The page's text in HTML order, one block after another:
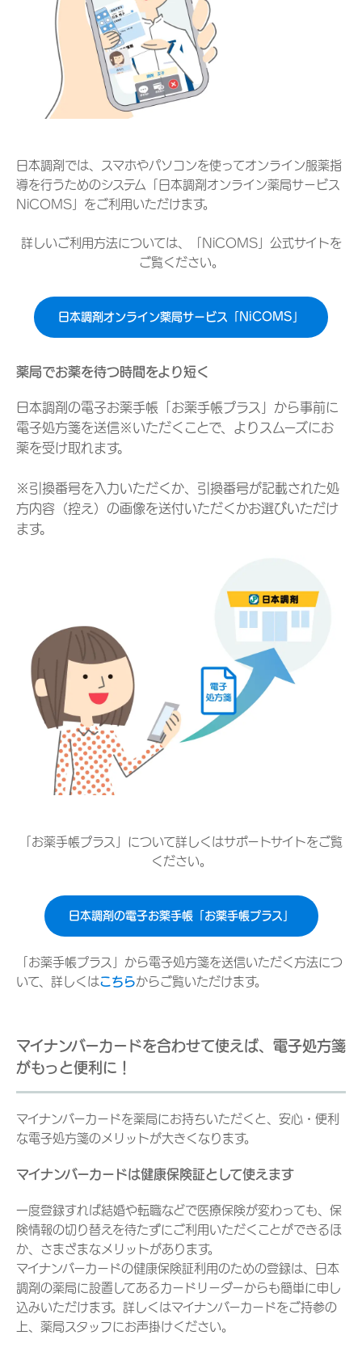
日本調剤では、スマホやパソコンを使ってオンライン服薬指
導を行うためのシステム「日本調剤オンライン薬局サービス
NiCOMS」をご利用いただけます。
詳しいご利用方法については、「NiCOMS」公式サイトを
ご覧ください。
日本調剤オンライン薬局サービス「NiCOMS」
薬局でお薬を待つ時間をより短く
日本調剤の電子お薬手帳「お薬手帳プラス」から事前に
電子処方箋を送信※いただくことで、よりスムーズにお
薬を受け取れます。
※引換番号を入力いただくか、引換番号が記載された処
方内容（控え）の画像を送付いただくかお選びいただけ
ます。
「お薬手帳プラス」について詳しくはサポートサイトをご覧
ください。
日本調剤の電子お薬手帳「お薬手帳プラス」
「お薬手帳プラス」から電子処方箋を送信いただく方法につ
いて、詳しくはこちらからご覧いただけます。
マイナンバーカードを合わせて使えば、電子処方箋
がもっと便利に！
マイナンバーカードを薬局にお持ちいただくと、安心・便利
な電子処方箋のメリットが大きくなります。
マイナンバーカードは健康保険証として使えます
一度登録すれば結婚や転職などで医療保険が変わっても、保
険情報の切り替えを待たずにご利用いただくことができるほ
か、さまざまなメリットがあります。
マイナンバーカードの健康保険証利用のための登録は、日本
調剤の薬局に設置してあるカードリーダーからも簡単に申し
込みいただけます。詳しくはマイナンバーカードをご持参の
上、薬局スタッフにお声掛けください。